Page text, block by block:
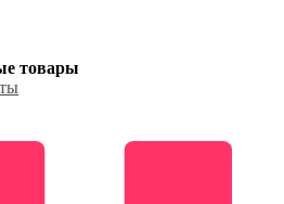
товары